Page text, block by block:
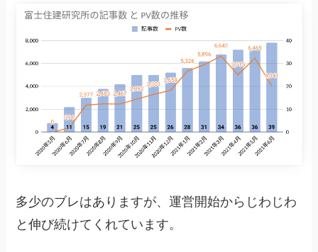
多少のブレはありますが、運営開始からじわじわ
と伸び続けてくれています。